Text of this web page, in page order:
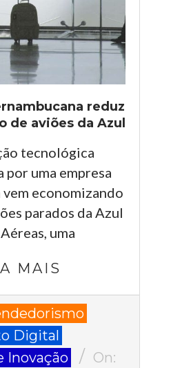
reduz
de aviões da Azul
tecnológica
por uma empresa
vem economizando
parados da Azul
uma
MAIS
Digital
Inovação
On: